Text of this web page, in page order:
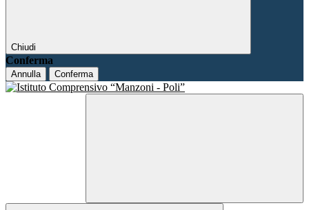
Chiudi
Conferma
Annulla Conferma